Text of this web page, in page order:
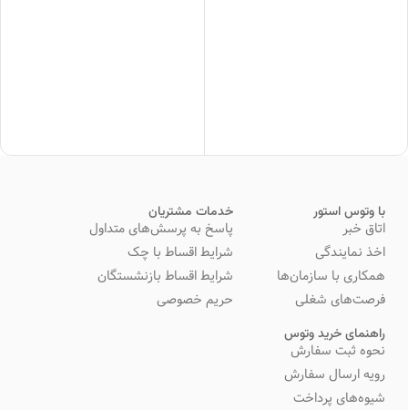
با وتوس استور
اتاق خبر
اخذ نمایندگی
همکاری با سازمان‌ها
فرصت‌های شغلی
خدمات مشتریان
پاسخ به پرسش‌های متداول
شرایط اقساط با چک
شرایط اقساط بازنشستگان
حریم خصوصی
راهنمای خرید وتوس
نحوه ثبت سفارش
رویه ارسال سفارش
شیوه‌های پرداخت